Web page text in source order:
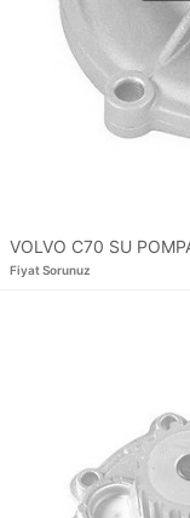
VOLVO C70 SU
Fiyat Sorunuz